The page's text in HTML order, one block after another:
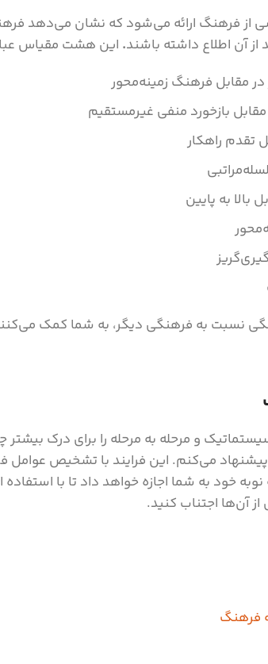
فرهنگ ارائه می‌شود که نشان ‌می‌دهد
آن اطلاع داشته باشند. این هشت مقیاس
در مقابل فرهنگ زمینه‌محور
بازخورد منفی غیرمستقیم
تقدم راهکار
به پایین
نسبت به فرهنگی دیگر، به شما کمک می‌کنند
و مرحله به مرحله را برای درک
پیشنهاد می‌کنم. این فرایند با تشخیص
خود به شما اجازه خواهد داد تا با
آن‌ها اجتناب کنید.
فرهنگ